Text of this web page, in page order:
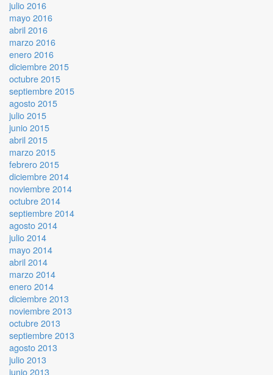
julio 2016
mayo 2016
abril 2016
marzo 2016
enero 2016
diciembre 2015
octubre 2015
septiembre 2015
agosto 2015
julio 2015
junio 2015
abril 2015
marzo 2015
febrero 2015
diciembre 2014
noviembre 2014
octubre 2014
septiembre 2014
agosto 2014
julio 2014
mayo 2014
abril 2014
marzo 2014
enero 2014
diciembre 2013
noviembre 2013
octubre 2013
septiembre 2013
agosto 2013
julio 2013
junio 2013